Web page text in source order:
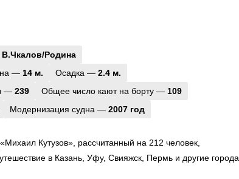
В.Чкалов/Родина
— 14 м. Осадка — 2.4 м.
— 239 Общее число кают на борту — 109
Модернизация судна — 2007 год
Кутузов», рассчитанный на 212 человек,
в Казань, Уфу, Свияжск, Пермь и другие города